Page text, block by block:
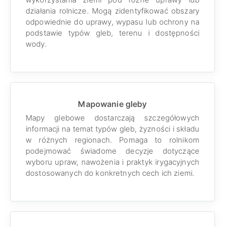
działania rolnicze. Mogą zidentyfikować obszary
odpowiednie do uprawy, wypasu lub ochrony na
podstawie typów gleb, terenu i dostępności
wody.
Mapowanie gleby
Mapy glebowe dostarczają szczegółowych
informacji na temat typów gleb, żyzności i składu
w różnych regionach. Pomaga to rolnikom
podejmować świadome decyzje dotyczące
wyboru upraw, nawożenia i praktyk irygacyjnych
dostosowanych do konkretnych cech ich ziemi.